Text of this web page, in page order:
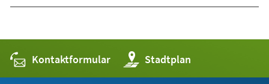
Kontaktformular Stadtplan
(Öffnet
in
einem